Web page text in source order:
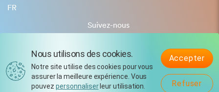
FR
Suivez-nous
Nous utilisons des cookies.
Notre site utilise des cookies pour vous
assurer la meilleure expérience. Vous
pouvez personnaliserleur utilisation.
Accepter
Refuser